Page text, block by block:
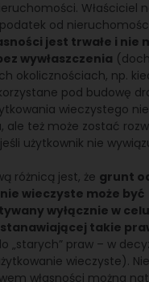
Właściciel
od
jest trwałe i nie
wywłaszczenia
okolicznościach, np.
pod budowę
wieczystego
ale też może zostać
użytkownik nie
różnicą jest, że grunt
wieczyste może być
wyłącznie w
takie
„starych” praw – w
wieczyste).
własności można